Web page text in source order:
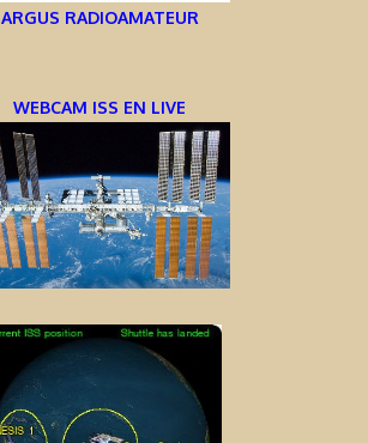
ARGUS RADIOAMATEUR
WEBCAM ISS EN LIVE